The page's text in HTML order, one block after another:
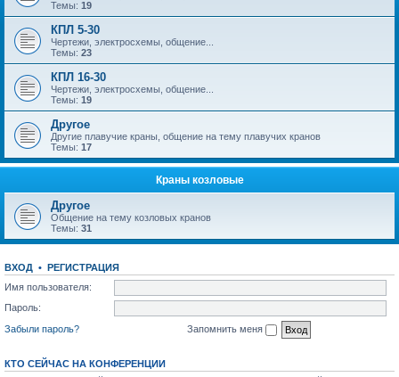
Темы: 19
КПЛ 5-30
Чертежи, электросхемы, общение...
Темы: 23
КПЛ 16-30
Чертежи, электросхемы, общение...
Темы: 19
Другое
Другие плавучие краны, общение на тему плавучих кранов
Темы: 17
Краны козловые
Другое
Общение на тему козловых кранов
Темы: 31
ВХОД • РЕГИСТРАЦИЯ
Имя пользователя:
Пароль:
Забыли пароль?
Запомнить меня
КТО СЕЙЧАС НА КОНФЕРЕНЦИИ